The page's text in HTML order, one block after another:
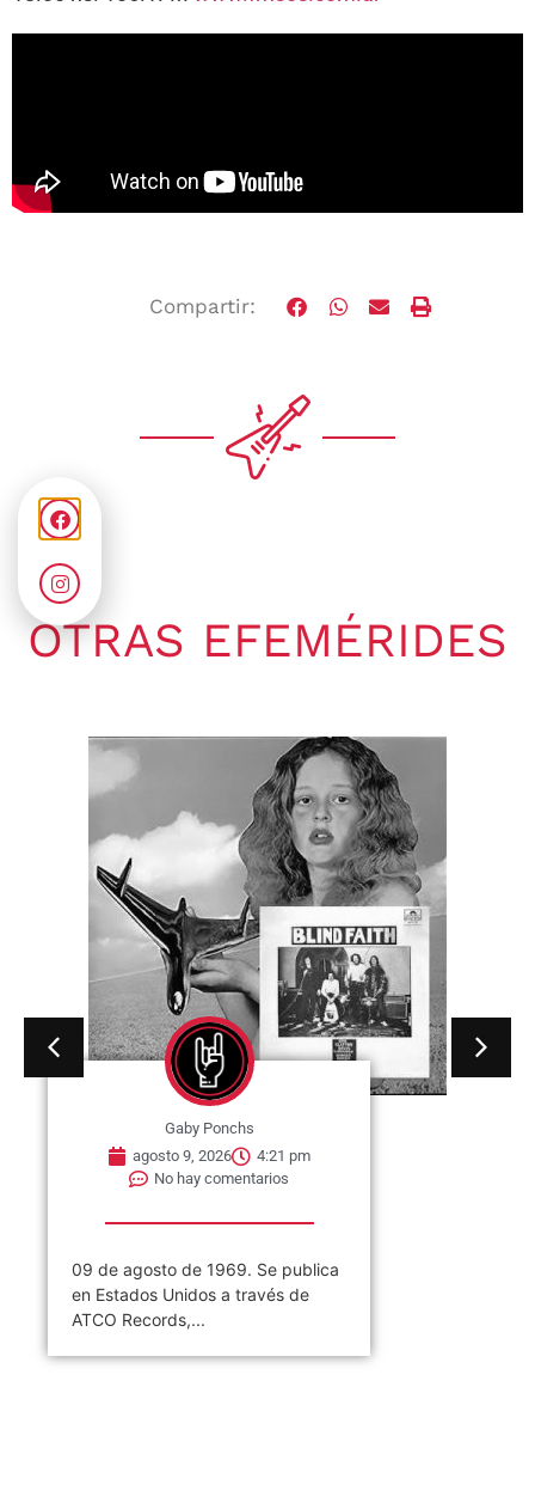
Compartir:
OTRAS EFEMÉRIDES
Gaby Ponchs
agosto 9, 2026
4:21 pm
No hay comentarios
09 de agosto de 1969. Se publica
en Estados Unidos a través de
ATCO Records,...